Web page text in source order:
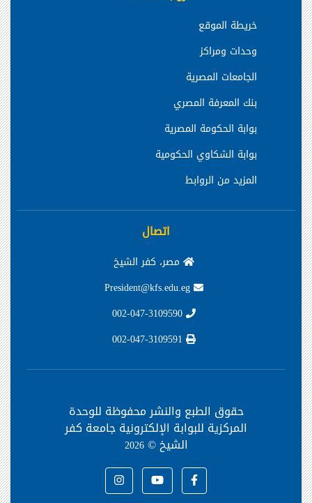
خريطة الموقع
وحدات ومراكز
الجامعات المصرية
بنك المعرفة المصري
بوابة الحكومة المصرية
بوابة الشكاوي الحكومية
المزيد من الروابط
اتصال
مصر، كفر الشيخ
حقوق الطبع والنشر محفوظة للوحدة
المركزية للبوابة الإلكترونية جامعة كفر
الشيخ ©2026